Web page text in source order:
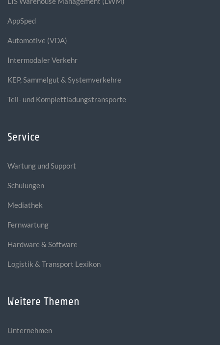
AppSped
Automotive (VDA)
Intermodaler Verkehr
KEP, Sammelgut & Systemverkehre
Teil- und Komplettladungstransporte
Service
Wartung und Support
Schulungen
Mediathek
Fernwartung
Hardware & Software
Logistik & Transport Lexikon
Weitere Themen
Unternehmen